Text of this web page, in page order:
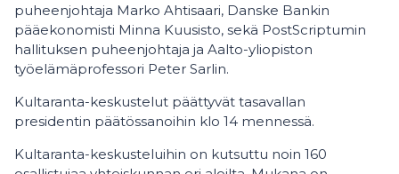
puheenjohtaja Marko Ahtisaari, Danske Bankin
pääekonomisti Minna Kuusisto, sekä PostScriptumin
hallituksen puheenjohtaja ja Aalto-yliopiston
työelämäprofessori Peter Sarlin.
Kultaranta-keskustelut päättyvät tasavallan
presidentin päätössanoihin klo 14 mennessä.
Kultaranta-keskusteluihin on kutsuttu noin 160